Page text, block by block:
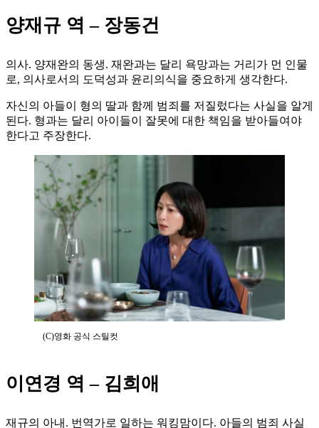
양재규 역 – 장동건
의사. 양재완의 동생. 재완과는 달리 욕망과는 거리가 먼 인물
로, 의사로서의 도덕성과 윤리의식을 중요하게 생각한다.
자신의 아들이 형의 딸과 함께 범죄를 저질렀다는 사실을 알게
된다. 형과는 달리 아이들이 잘못에 대한 책임을 받아들여야
한다고 주장한다.
(C)영화 공식 스틸컷
이연경 역 – 김희애
재규의 아내. 번역가로 일하는 워킹맘이다. 아들의 범죄 사실